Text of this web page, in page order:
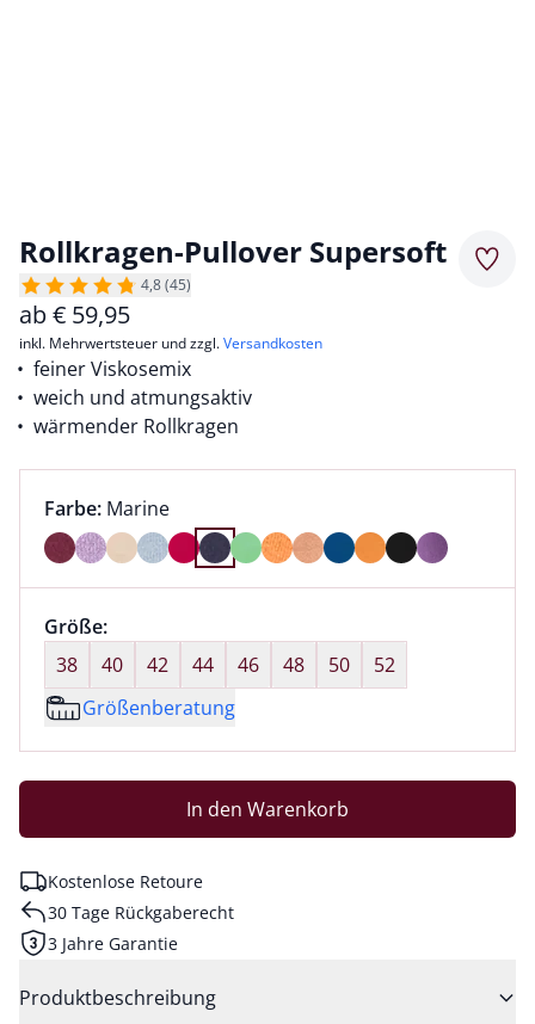
Rollkragen-Pullover Supersoft
4,8 (45)
ab€ 59,95
inkl. Mehrwertsteuer und zzgl.Versandkosten
feiner Viskosemix
weich und atmungsaktiv
wärmender Rollkragen
Farbauswahl:
Farbe: aktuell ausgewählt:
Marine
Farbe Marine ausgewählt
Größenauswahl:
Größe:nichts ausgewählt
38
40 42 44 46 48 50
52
Größenberatung
In den Warenkorb
Kostenlose Retoure
30 Tage Rückgaberecht
3 Jahre Garantie
Produktbeschreibung